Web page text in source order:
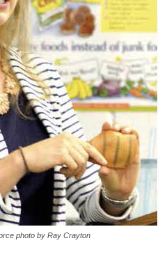
photo by Ray Crayton